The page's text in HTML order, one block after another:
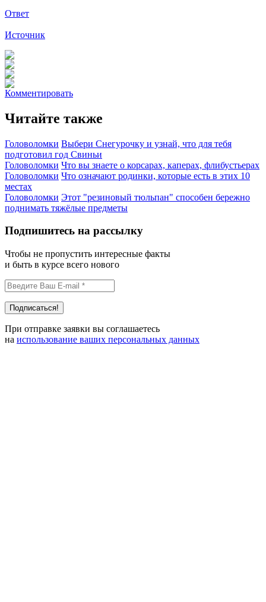
Ответ
Источник
Комментировать
Читайте также
Головоломки Выбери Снегурочку и узнай, что для тебя
подготовил год Свиньи
Головоломки Что вы знаете о корсарах, каперах, флибустьерах
Головоломки Что означают родинки, которые есть в этих 10
местах
Головоломки Этот "резиновый тюльпан" способен бережно
поднимать тяжёлые предметы
Подпишитесь на рассылку
Чтобы не пропустить интересные факты
и быть в курсе всего нового
При отправке заявки вы соглашаетесь
на использование ваших персональных данных